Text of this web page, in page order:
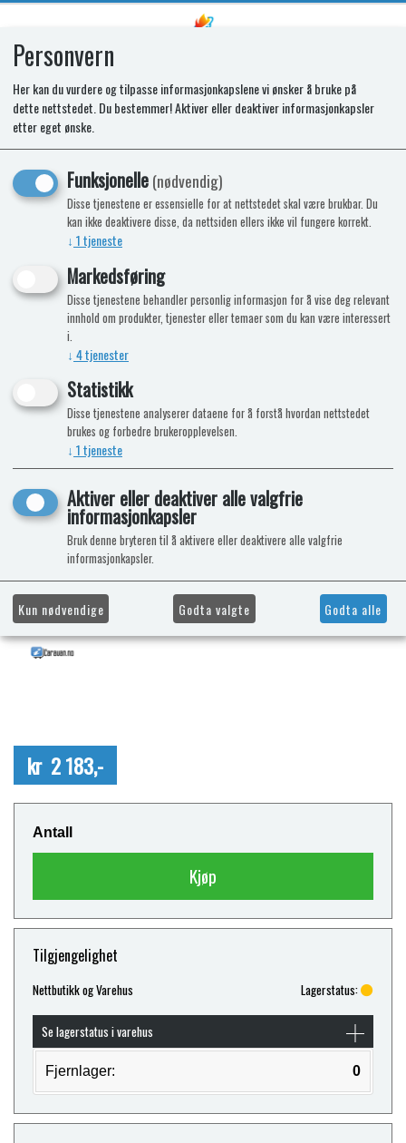
SPARES KIT - CR TRI HOB GLASS
LID BK HSRH
kr 2 183,-
Antall
Kjøp
Tilgjengelighet
Nettbutikk og Varehus Lagerstatus:
Se lagerstatus i varehus
Fjernlager: 0
Personvern
Her kan du vurdere og tilpasse informasjonkapslene vi ønsker å bruke på
dette nettstedet. Du bestemmer! Aktiver eller deaktiver informasjonkapsler
etter eget ønske.
Funksjonelle(nødvendig)
Disse tjenestene er essensielle for at nettstedet skal være brukbar. Du
kan ikke deaktivere disse, da nettsiden ellers ikke vil fungere korrekt.
↓ 1tjeneste
Markedsføring
Disse tjenestene behandler personlig informasjon for å vise deg relevant
innhold om produkter, tjenester eller temaer som du kan være interessert
i.
↓ 4tjenester
Statistikk
Disse tjenestene analyserer dataene for å forstå hvordan nettstedet
brukes og forbedre brukeropplevelsen.
↓ 1tjeneste
Aktiver eller deaktiver alle valgfrie
informasjonkapsler
Bruk denne bryteren til å aktivere eller deaktivere alle valgfrie
informasjonkapsler.
Kun nødvendige Godta valgte Godta alle